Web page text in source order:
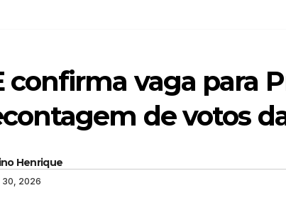
confirma vaga para
de votos
Henrique
30, 2026